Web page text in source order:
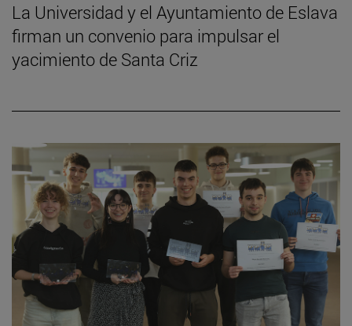
La Universidad y el Ayuntamiento de Eslava
firman un convenio para impulsar el
yacimiento de Santa Criz